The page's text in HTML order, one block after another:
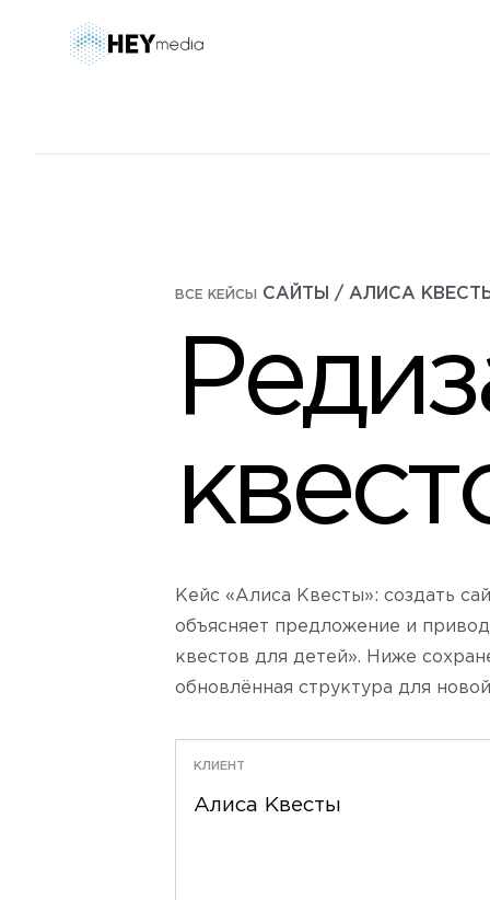
ВСЕ КЕЙСЫ САЙТЫ / АЛИСА
Кейс «Алиса Квесты»: создать
объясняет предложение и
квестов для детей». Ниже
обновлённая структура для
КЛИЕНТ
Алиса Квесты